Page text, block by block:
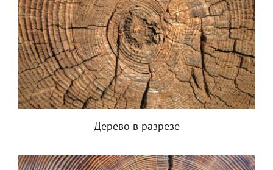
Дерево в разрезе